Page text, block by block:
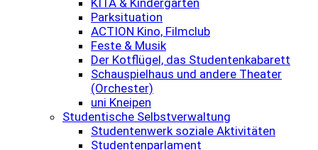
KITA & Kindergarten
Parksituation
ACTION Kino, Filmclub
Feste & Musik
Der Kotflügel, das Studentenkabarett
Schauspielhaus und andere Theater
(Orchester)
uni Kneipen
Studentische Selbstverwaltung
Studentenwerk soziale Aktivitäten
Studentenparlament